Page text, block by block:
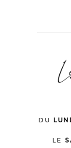
DU
LE